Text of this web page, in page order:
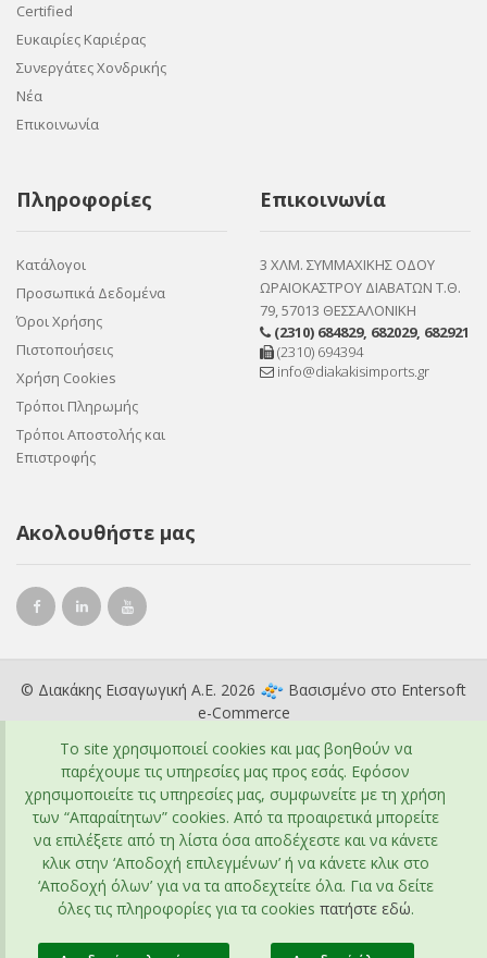
Certified
Ευκαιρίες Καριέρας
Συνεργάτες Χονδρικής
Νέα
Επικοινωνία
Πληροφορίες
Κατάλογοι
Προσωπικά Δεδομένα
Όροι Χρήσης
Πιστοποιήσεις
Χρήση Cookies
Τρόποι Πληρωμής
Τρόποι Αποστολής και
Επιστροφής
Επικοινωνία
3 ΧΛΜ. ΣΥΜΜΑΧΙΚΗΣ ΟΔΟΥ
ΩΡΑΙΟΚΑΣΤΡΟΥ ΔΙΑΒΑΤΩΝ Τ.Θ.
79, 57013 ΘΕΣΣΑΛΟΝΙΚΗ
(2310) 684829, 682029, 682921
(2310) 694394
info@diakakisimports.gr
Ακολουθήστε μας
© Διακάκης Εισαγωγική Α.Ε. 2026 Βασισμένο στο Entersoft
e-Commerce
To site χρησιμοποιεί cookies και μας βοηθούν να
παρέχουμε τις υπηρεσίες μας προς εσάς. Εφόσον
χρησιμοποιείτε τις υπηρεσίες μας, συμφωνείτε με τη χρήση
των “Απαραίτητων” cookies. Από τα προαιρετικά μπορείτε
να επιλέξετε από τη λίστα όσα αποδέχεστε και να κάνετε
κλικ στην ‘Αποδοχή επιλεγμένων’ ή να κάνετε κλικ στο
‘Αποδοχή όλων’ για να τα αποδεχτείτε όλα. Για να δείτε
όλες τις πληροφορίες για τα cookies πατήστε εδώ.